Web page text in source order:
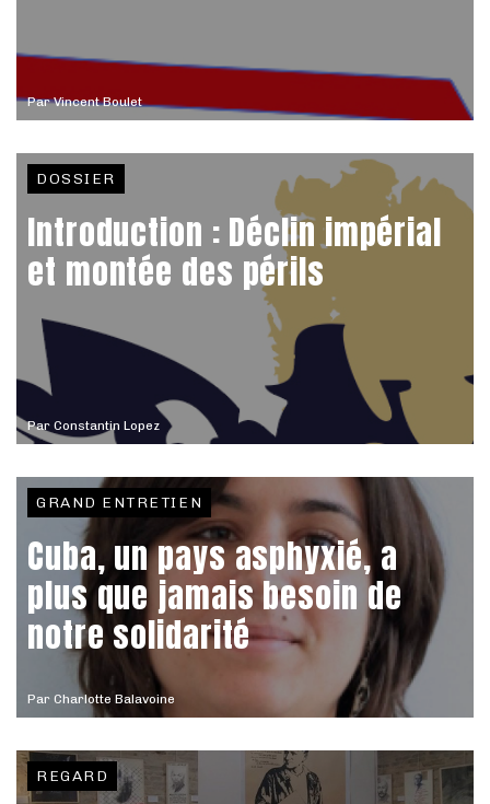
ParVincent Boulet
Par Constantin Lopez
DOSSIER
Introduction : Déclin impérial
et montée des périls
Par Charlotte Balavoine
GRAND ENTRETIEN
Cuba, un pays asphyxié, a
plus que jamais besoin de
notre solidarité
REGARD